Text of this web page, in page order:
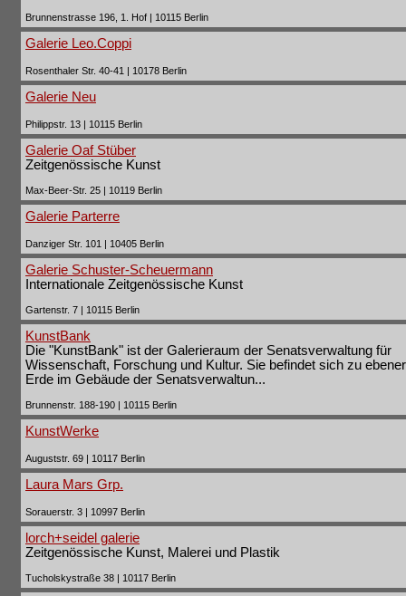
Brunnenstrasse 196, 1. Hof | 10115 Berlin
Galerie Leo.Coppi
Rosenthaler Str. 40-41 | 10178 Berlin
Galerie Neu
Philippstr. 13 | 10115 Berlin
Galerie Oaf Stüber
Zeitgenössische Kunst
Max-Beer-Str. 25 | 10119 Berlin
Galerie Parterre
Danziger Str. 101 | 10405 Berlin
Galerie Schuster-Scheuermann
Internationale Zeitgenössische Kunst
Gartenstr. 7 | 10115 Berlin
KunstBank
Die "KunstBank" ist der Galerieraum der Senatsverwaltung für
Wissenschaft, Forschung und Kultur. Sie befindet sich zu ebener
Erde im Gebäude der Senatsverwaltun...
Brunnenstr. 188-190 | 10115 Berlin
KunstWerke
Auguststr. 69 | 10117 Berlin
Laura Mars Grp.
Sorauerstr. 3 | 10997 Berlin
lorch+seidel galerie
Zeitgenössische Kunst, Malerei und Plastik
Tucholskystraße 38 | 10117 Berlin